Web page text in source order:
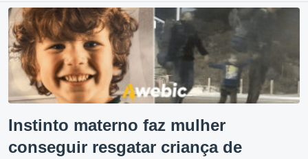
Instinto materno faz mulher
conseguir resgatar criança de